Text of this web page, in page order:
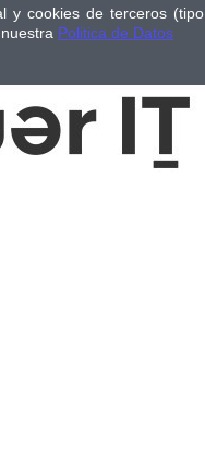
y cookies de terceros
Politica de Datos